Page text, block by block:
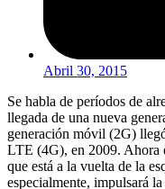
Abril 30, 2015
Se habla de períodos de
llegada de una nueva
generación móvil (2G)
LTE (4G), en 2009. Ahora
que está a la vuelta de la
especialmente, impulsará